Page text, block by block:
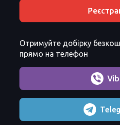
Отримуйте добірку
прямо на телефон